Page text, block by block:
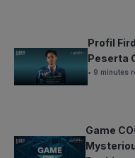
Profil
Peserta
• 9 minutes
Game